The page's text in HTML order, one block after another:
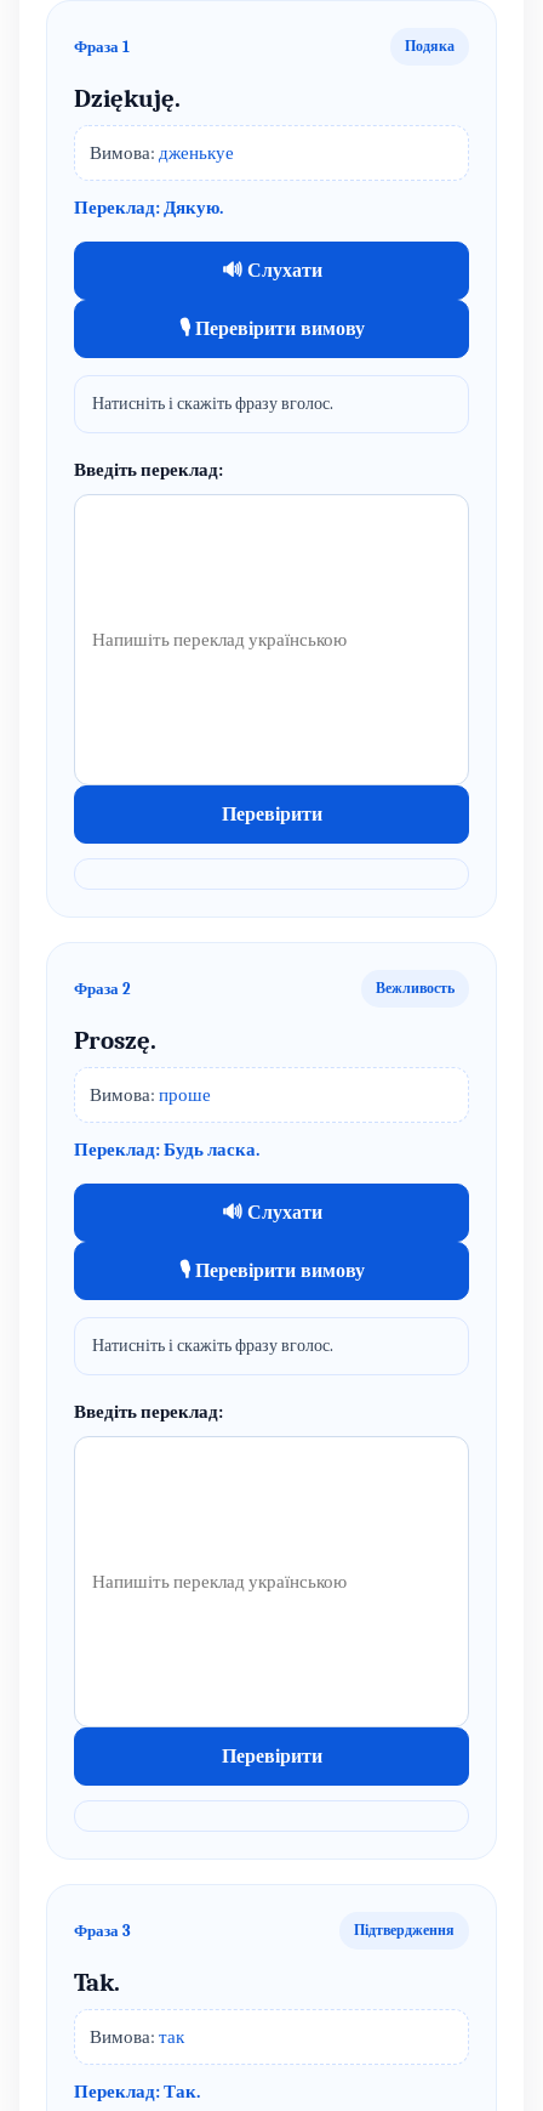
Фраза 1 Подяка
Dziękuję.
Вимова: дженькуе
Переклад: Дякую.
🔊 Слухати
🎙 Перевірити вимову
Натисніть і скажіть фразу вголос.
Введіть переклад:
Перевірити
Фраза 2 Вежливость
Proszę.
Вимова: проше
Переклад: Будь ласка.
🔊 Слухати
🎙 Перевірити вимову
Натисніть і скажіть фразу вголос.
Введіть переклад:
Перевірити
Фраза 3 Підтвердження
Tak.
Вимова: так
Переклад: Так.